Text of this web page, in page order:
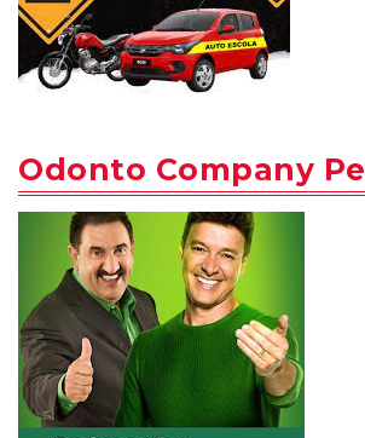
Odonto Company